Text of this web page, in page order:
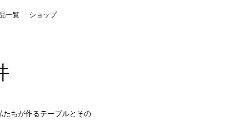
一覧 ショップ
たちが作るテーブルとその